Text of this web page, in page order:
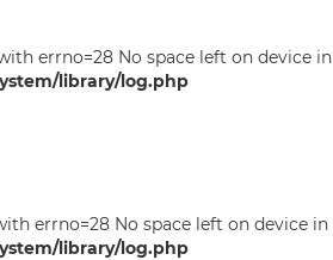
errno=28 No space left on device in
library/log.php
errno=28 No space left on device in
library/log.php